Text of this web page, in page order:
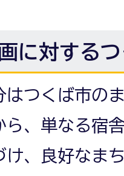
に対する
はつくば市の
ら、単なる宿
け、良好なま